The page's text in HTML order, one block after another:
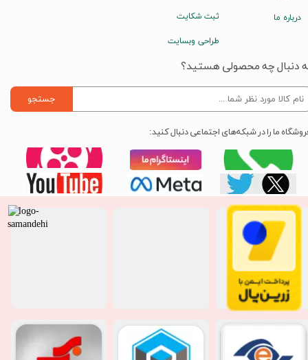
ثبت شکایت
طراحی وبسایت
درباره ما
دنبال چه محصولی هستید؟
جستجو
ما را در شبکه‌های اجتماعی دنبال کنید: